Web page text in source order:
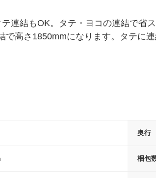
連結もOK。タテ・ヨコの連結で省
で高さ1850mmになります。タテに
奥行
梱包